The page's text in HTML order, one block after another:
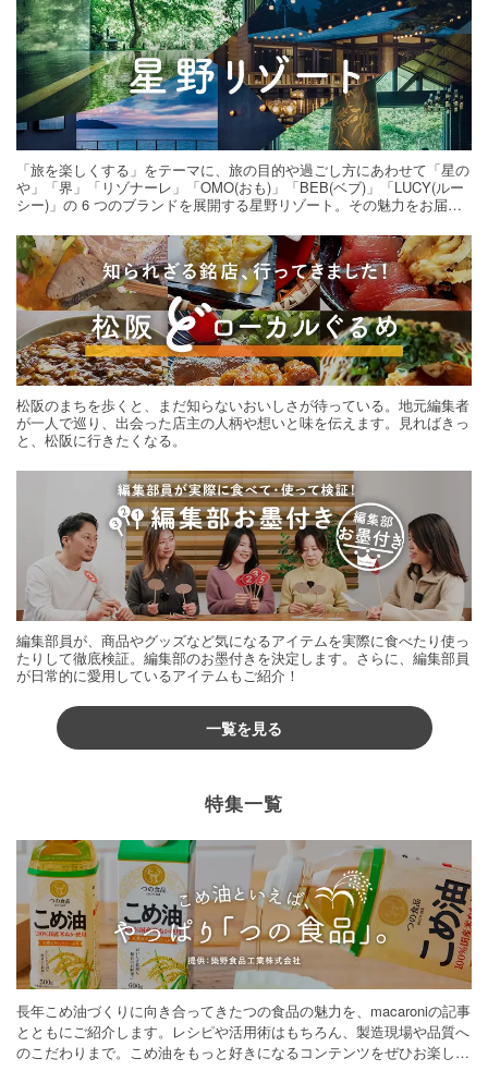
「旅を楽しくする」をテーマに、旅の目的や過ごし方にあわせて「星の
や」「界」「リゾナーレ」「OMO(おも)」「BEB(ベブ)」「LUCY(ルー
シー)」の 6 つのブランドを展開する星野リゾート。その魅力をお届け
松阪のまちを歩くと、まだ知らないおいしさが待っている。地元編集者
が一人で巡り、出会った店主の人柄や想いと味を伝えます。見ればきっ
と、松阪に行きたくなる。
編集部員が、商品やグッズなど気になるアイテムを実際に食べたり使っ
たりして徹底検証。編集部のお墨付きを決定します。さらに、編集部員
が日常的に愛用しているアイテムもご紹介！
一覧を見る
特集一覧
長年こめ油づくりに向き合ってきたつの食品の魅力を、macaroniの記事
とともにご紹介します。レシピや活用術はもちろん、製造現場や品質へ
のこだわりまで。こめ油をもっと好きになるコンテンツをぜひお楽しみ